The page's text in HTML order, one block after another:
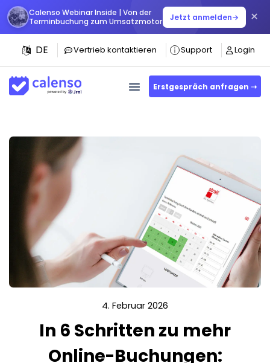
Calenso Webinar Inside | Von der
Terminbuchung zum Umsatzmotor
Jetzt anmelden→ ×
DE Vertrieb kontaktieren Support Login
Erstgespräch anfragen ➝
4. Februar 2026
In 6 Schritten zu mehr
Online-Buchungen: